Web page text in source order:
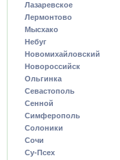
Лазаревское
Лермонтово
Мысхако
Небуг
Новомихайловский
Новороссийск
Ольгинка
Севастополь
Сенной
Симферополь
Солоники
Сочи
Су-Псех